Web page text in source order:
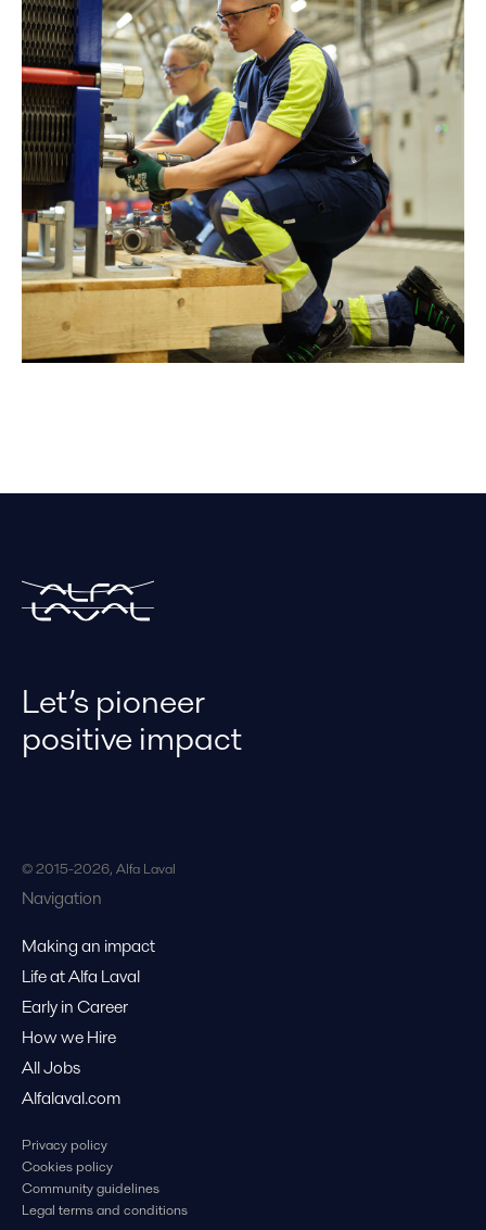
Let’s pioneer
positive impact
© 2015-2026, Alfa Laval
Navigation
Making an impact
Life at Alfa Laval
Early in Career
How we Hire
All Jobs
Alfalaval.com
Privacy policy
Cookies policy
Community guidelines
Legal terms and conditions